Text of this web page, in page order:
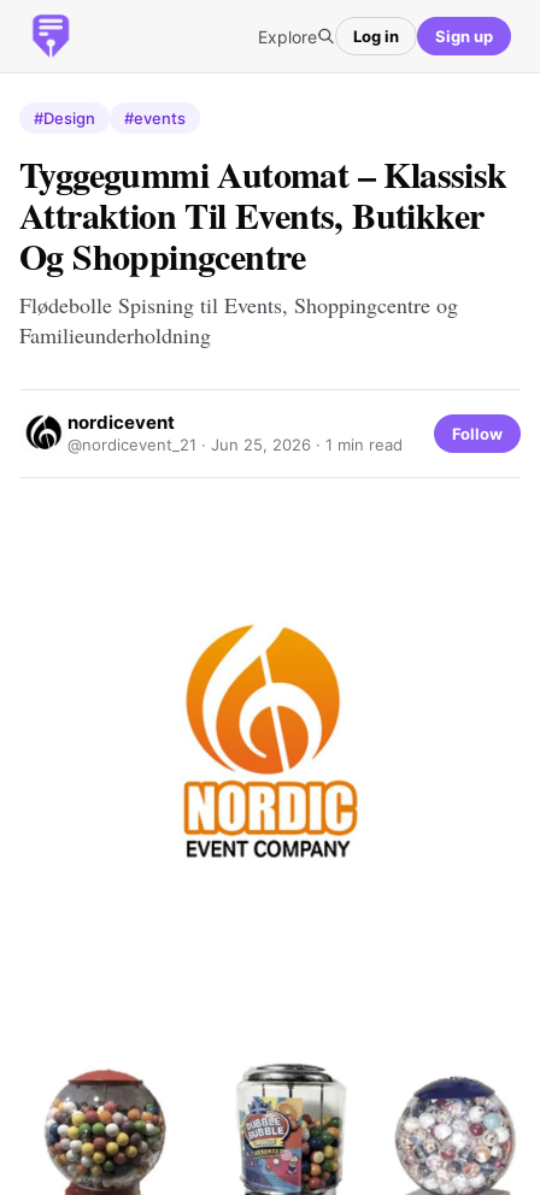
Explore Log in Sign up
#Design #events
Tyggegummi Automat – Klassisk
Attraktion Til Events, Butikker
Og Shoppingcentre
Flødebolle Spisning til Events, Shoppingcentre og
Familieunderholdning
nordicevent
@nordicevent_21 · Jun 25, 2026 · 1 min read
Follow